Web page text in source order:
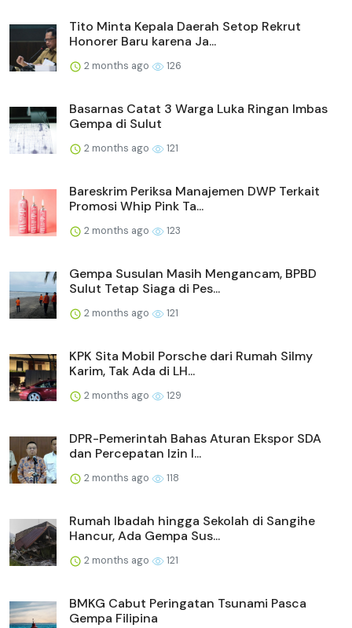
Tito Minta Kepala Daerah Setop Rekrut
Honorer Baru karena Ja...
2 months ago 126
Basarnas Catat 3 Warga Luka Ringan Imbas
Gempa di Sulut
2 months ago 121
Bareskrim Periksa Manajemen DWP Terkait
Promosi Whip Pink Ta...
2 months ago 123
Gempa Susulan Masih Mengancam, BPBD
Sulut Tetap Siaga di Pes...
2 months ago 121
KPK Sita Mobil Porsche dari Rumah Silmy
Karim, Tak Ada di LH...
2 months ago 129
DPR-Pemerintah Bahas Aturan Ekspor SDA
dan Percepatan Izin I...
2 months ago 118
Rumah Ibadah hingga Sekolah di Sangihe
Hancur, Ada Gempa Sus...
2 months ago 121
BMKG Cabut Peringatan Tsunami Pasca
Gempa Filipina